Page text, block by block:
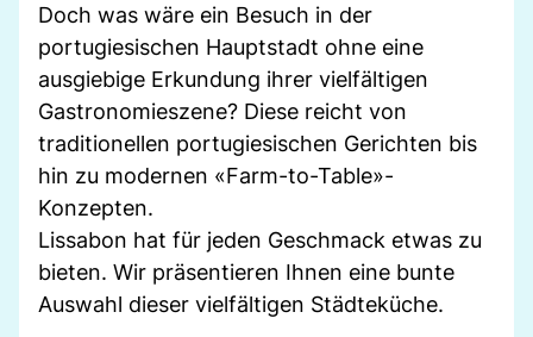
Doch was wäre ein Besuch in der
portugiesischen Hauptstadt ohne eine
ausgiebige Erkundung ihrer vielfältigen
Gastronomieszene? Diese reicht von
traditionellen portugiesischen Gerichten bis
hin zu modernen «Farm-to-Table»-
Konzepten.
Lissabon hat für jeden Geschmack etwas zu
bieten. Wir präsentieren Ihnen eine bunte
Auswahl dieser vielfältigen Städteküche.